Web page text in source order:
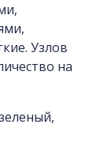
Узлов
на